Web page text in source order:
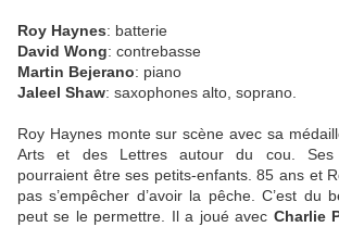
Roy Haynes: batterie
David Wong: contrebasse
Martin Bejerano: piano
Jaleel Shaw: saxophones alto, soprano.
Roy Haynes monte sur scène avec sa
Arts et des Lettres autour du cou. Ses
pourraient être ses petits-enfants. 85 ans et
pas s’empêcher d’avoir la pêche. C’est du
peut se le permettre. Il a joué avec Charlie